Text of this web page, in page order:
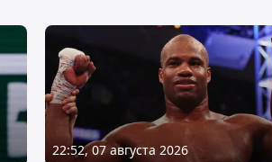
22:52, 07 августа 2026